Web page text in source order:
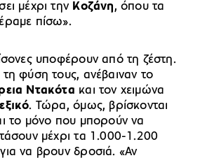
μέχρι την Κοζάνη, όπου τα
πίσω».
υποφέρουν από τη ζέστη.
φύση τους, ανέβαιναν το
Ντακότα και τον χειμώνα
. Τώρα, όμως, βρίσκονται
το μόνο που μπορούν να
μέχρι τα 1.000-1.200
να βρουν δροσιά. «Αν